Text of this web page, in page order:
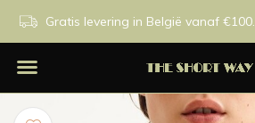
Gratis levering in België vanaf €100.